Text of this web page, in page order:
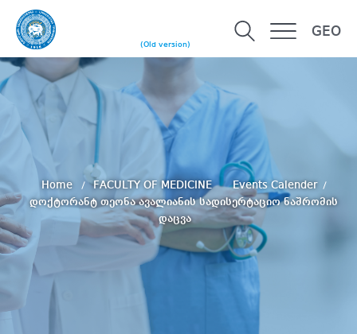
(Old version)
GEO
Home FACULTY OF MEDICINE
Events Calender
დოქტორანტ თეონა ავალიანის სადისერტაციო ნაშრომის
დაცვა